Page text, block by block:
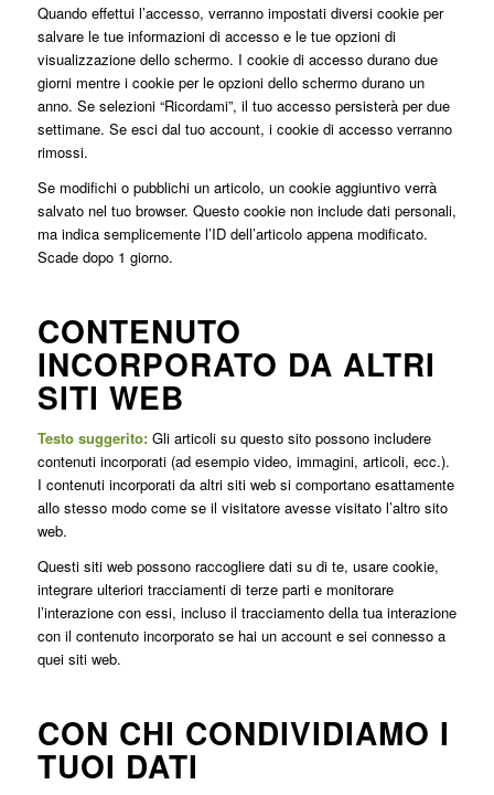
Quando effettui l’accesso, verranno impostati diversi cookie per
salvare le tue informazioni di accesso e le tue opzioni di
visualizzazione dello schermo. I cookie di accesso durano due
giorni mentre i cookie per le opzioni dello schermo durano un
anno. Se selezioni “Ricordami”, il tuo accesso persisterà per due
settimane. Se esci dal tuo account, i cookie di accesso verranno
rimossi.
Se modifichi o pubblichi un articolo, un cookie aggiuntivo verrà
salvato nel tuo browser. Questo cookie non include dati personali,
ma indica semplicemente l’ID dell’articolo appena modificato.
Scade dopo 1 giorno.
CONTENUTO
INCORPORATO DA ALTRI
SITI WEB
Testo suggerito: Gli articoli su questo sito possono includere
contenuti incorporati (ad esempio video, immagini, articoli, ecc.).
I contenuti incorporati da altri siti web si comportano esattamente
allo stesso modo come se il visitatore avesse visitato l’altro sito
web.
Questi siti web possono raccogliere dati su di te, usare cookie,
integrare ulteriori tracciamenti di terze parti e monitorare
l’interazione con essi, incluso il tracciamento della tua interazione
con il contenuto incorporato se hai un account e sei connesso a
quei siti web.
CON CHI CONDIVIDIAMO I
TUOI DATI